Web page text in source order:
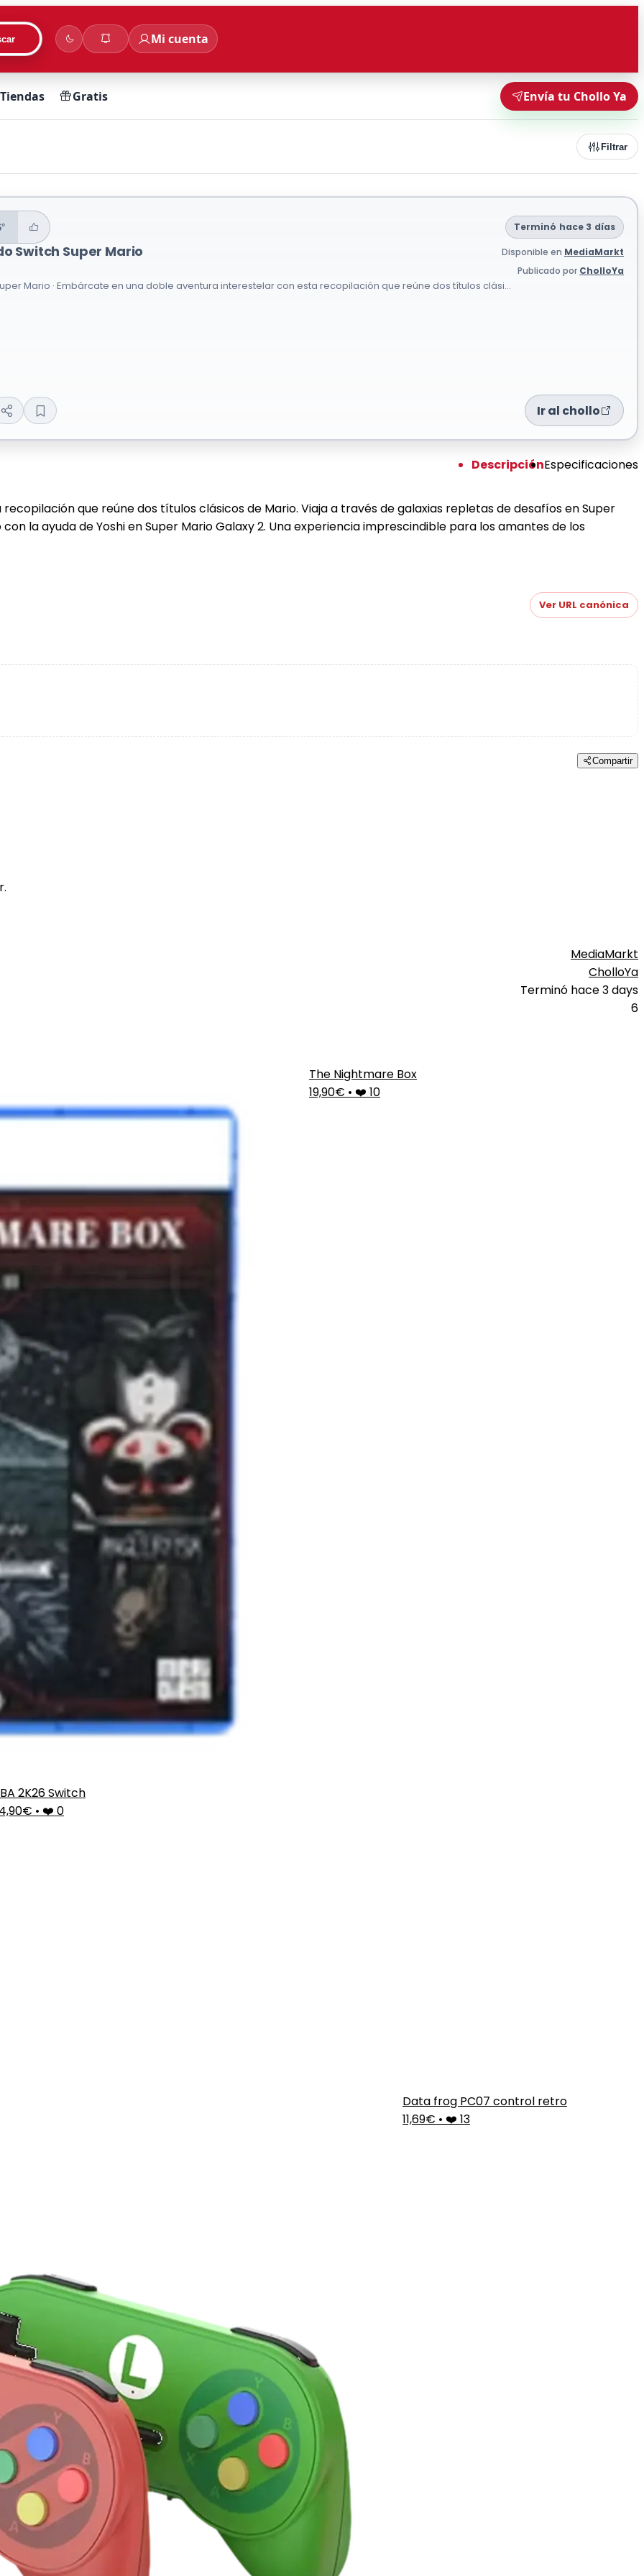
Mi cuenta
Tiendas Gratis Envía tu Chollo Ya
Filtrar
Terminó hace 3 días
Switch Super Mario Disponible en MediaMarkt
Publicado por CholloYa
Mario · Embárcate en una doble aventura interestelar con esta recopilación que reúne dos títulos clási...
Ir al chollo
DescripciónEspecificaciones
que reúne dos títulos clásicos de Mario. Viaja a través de galaxias repletas de desafíos en Super
la ayuda de Yoshi en Super Mario Galaxy 2. Una experiencia imprescindible para los amantes de los
Ver URL canónica
Compartir
MediaMarkt
CholloYa
Terminó hace 3 days
6
The Nightmare Box
19,90€ • ❤️ 10
2K26 Switch
• ❤️ 0
Data frog PC07 control retro
11,69€ • ❤️ 13